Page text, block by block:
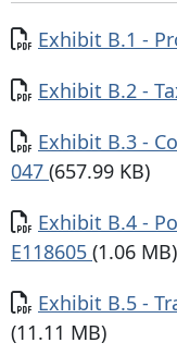
Documento
Exhibit B.1 -
Documento
Exhibit B.2 -
Documento
Exhibit B.3 -
047 (657.99 KB)
Documento
Exhibit B.4 -
E118605 (1.06 MB)
Documento
Exhibit B.5 -
(11.11 MB)